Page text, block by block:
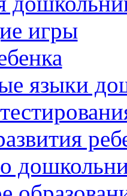
игры
языки